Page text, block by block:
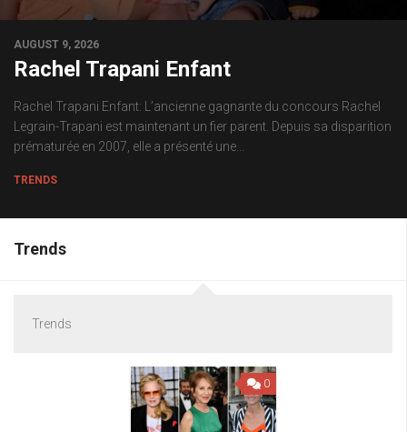
AUGUST 9, 2026
Rachel Trapani Enfant
Rachel Trapani Enfant: L’ancienne gagnante du concours Rachel
Legrain-Trapani est maintenant un fier parent. Depuis sa disparition
prématurée en 2007, elle a présenté une...
TRENDS
Trends
Trends
0